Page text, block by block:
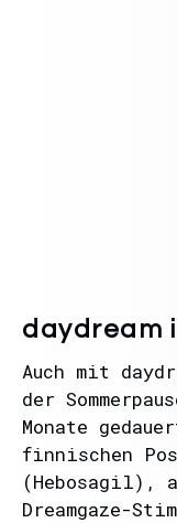
daydream
Auch mit
der
Monate
finnischen
(Hebosagil),
Dreamgaze-